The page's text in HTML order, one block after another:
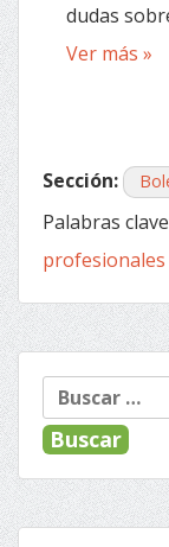
dudas
Ver más »
Sección:
Palabras
Buscar: